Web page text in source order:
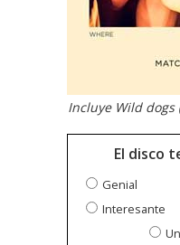
Incluye Wild
El disco
Genial
Interesante